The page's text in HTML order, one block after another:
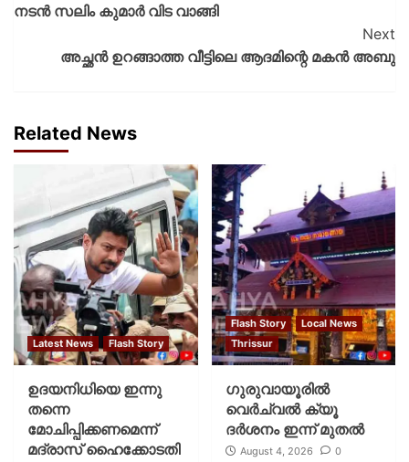
നടൻ സലിം കുമാർ വിട വാങ്ങി
Next
അച്ഛൻ ഉറങ്ങാത്ത വീട്ടിലെ ആദമിന്റെ മകൻ അബു
Related News
Latest News Flash Story
ഉദയനിധിയെ ഇന്നു
തന്നെ
മോചിപ്പിക്കണമെന്ന്
മദ്രാസ് ഹൈക്കോടതി
Flash Story
Local News
Thrissur
ഗുരുവായൂരില്‍
വെര്‍ച്വല്‍ ക്യൂ
ദര്‍ശനം ഇന്ന് മുതല്‍
August 4, 2026 0